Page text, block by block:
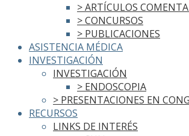
> ARTÍCULOS
> CONCURSOS
> PUBLICACIONES
ASISTENCIA MÉDICA
INVESTIGACIÓN
INVESTIGACIÓN
> ENDOSCOPIA
> PRESENTACIONES EN
RECURSOS
LINKS DE INTERÉS